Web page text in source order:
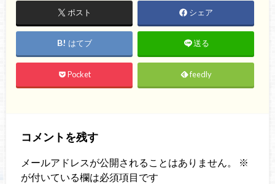
ポスト シェア
はてブ 送る
Pocket feedly
コメントを残す
メールアドレスが公開されることはありません。
※
が付いている欄は必須項目です